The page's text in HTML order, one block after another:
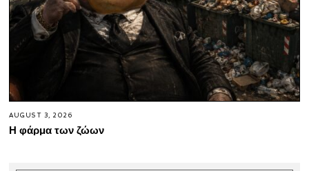
AUGUST 3, 2026
Η φάρμα των ζώων